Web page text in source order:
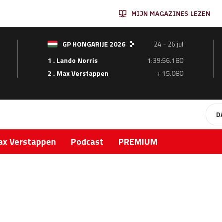
MIJN MAGAZINES LEZEN
GP HONGARIJE 2026
24 - 26 jul
1 . Lando Norris
1:39:56.180
2 . Max Verstappen
+ 15.080
Verstappen Podcast PREMIUM